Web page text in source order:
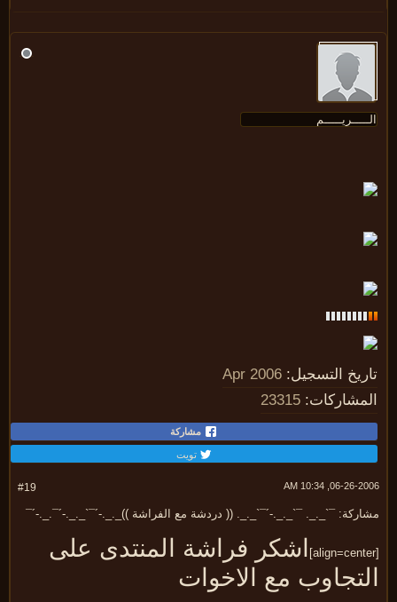
التسجيل: Apr 2006
23315
مشاركة
تويت
06-26-2006,
¯`_._. ¯`_._.-´¯`_._. (( دردشة مع الفراشة ))_._.-´¯`_._.-´¯._.-´¯
اشكر فراشة المنتدى على
مع الاخوات